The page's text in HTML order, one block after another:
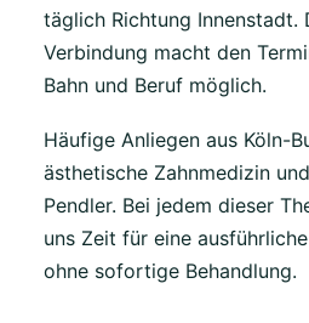
täglich Richtung Innenstadt.
Verbindung macht den
Bahn und Beruf möglich.
Häufige Anliegen aus Köln-
ästhetische Zahnmedizin
Pendler. Bei jedem dieser
uns Zeit für eine
ohne sofortige Behandlung.